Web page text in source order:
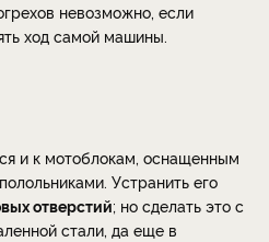
невозможно, если
ход самой машины.
и к мотоблокам, оснащенным
Устранить его
отверстий; но сделать это с
стали, да еще в